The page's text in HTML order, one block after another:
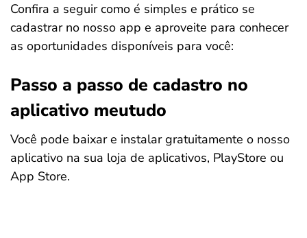
Confira a seguir como é simples e prático se
cadastrar no nosso app e aproveite para conhecer
as oportunidades disponíveis para você:
Passo a passo de cadastro no
aplicativo meutudo
Você pode baixar e instalar gratuitamente o nosso
aplicativo na sua loja de aplicativos, PlayStore ou
App Store.